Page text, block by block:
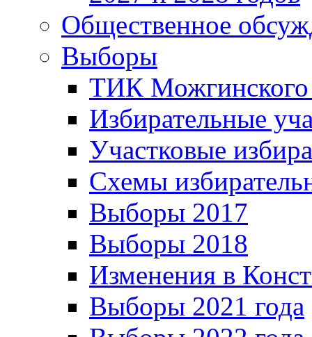
Общественное
Выборы
ТИК Можгинского
Избирательные
Участковые
Схемы
Выборы 2017
Выборы 2018
Изменения в
Выборы 2021 года